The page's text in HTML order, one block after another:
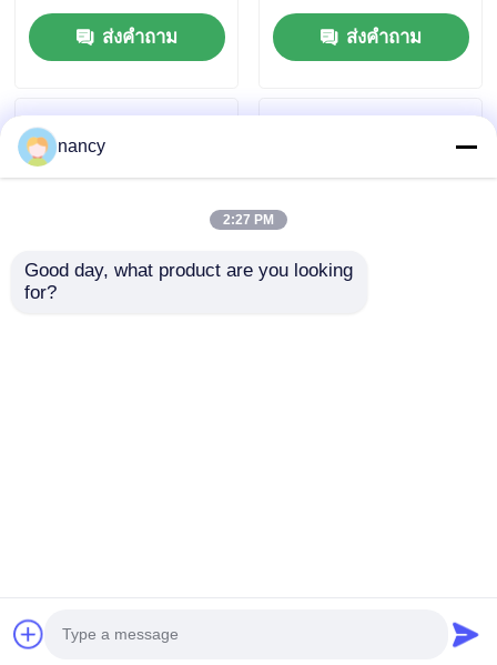
ทุกกรณี
ไฟสายนิโอน
แสงสตริปเครื่องล้างผนัง
ไฟ LED 360°
ไฟเนออนขนาดใหญ่
ส่งคำถาม
ด้าน
ส่งคำถาม
Technology Co., Ltd./Shenzhen Relight Lighting
nancy
2:27 PM
Good day, what product are you looking
for?